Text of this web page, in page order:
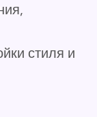
стиля и